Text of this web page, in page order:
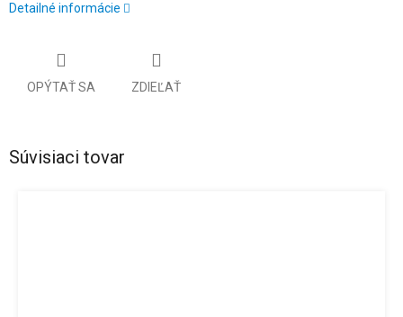
Detailné informácie
OPÝTAŤ SA ZDIEĽAŤ
Súvisiaci tovar